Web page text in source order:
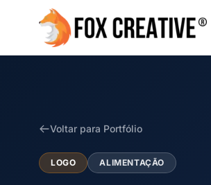
Voltar para Portfólio
LOGO ALIMENTAÇÃO